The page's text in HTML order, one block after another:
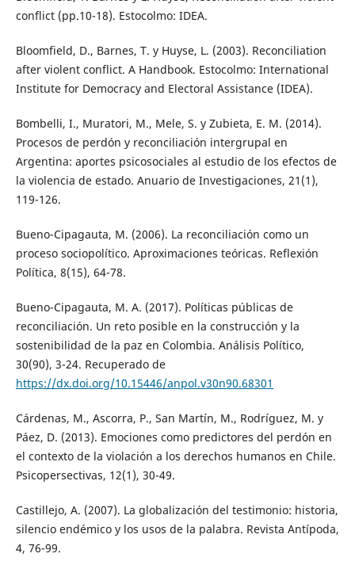
conflict (pp.10-18). Estocolmo: IDEA.
Bloomfield, D., Barnes, T. y Huyse, L. (2003). Reconciliation
after violent conflict. A Handbook. Estocolmo: International
Institute for Democracy and Electoral Assistance (IDEA).
Bombelli, I., Muratori, M., Mele, S. y Zubieta, E. M. (2014).
Procesos de perdón y reconciliación intergrupal en
Argentina: aportes psicosociales al estudio de los efectos de
la violencia de estado. Anuario de Investigaciones, 21(1),
119-126.
Bueno-Cipagauta, M. (2006). La reconciliación como un
proceso sociopolítico. Aproximaciones teóricas. Reflexión
Política, 8(15), 64-78.
Bueno-Cipagauta, M. A. (2017). Políticas públicas de
reconciliación. Un reto posible en la construcción y la
sostenibilidad de la paz en Colombia. Análisis Político,
30(90), 3-24. Recuperado de
https://dx.doi.org/10.15446/anpol.v30n90.68301
Cárdenas, M., Ascorra, P., San Martín, M., Rodríguez, M. y
Páez, D. (2013). Emociones como predictores del perdón en
el contexto de la violación a los derechos humanos en Chile.
Psicopersectivas, 12(1), 30-49.
Castillejo, A. (2007). La globalización del testimonio: historia,
silencio endémico y los usos de la palabra. Revista Antípoda,
4, 76-99.